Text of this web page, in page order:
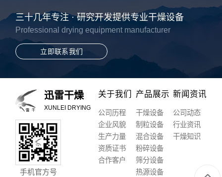
三十几年专注 · 研究开发提供专业干燥设备
Professional drying equipment manufacturer
立即联系我们
迅雷干燥
XUNLEI DRYING
手机官方号
关于我们
公司历程
企业风貌
生产力量
资质证书
合作客户
产品展示
干燥设备
制粒设备
混合设备
粉碎设备
筛分设备
热源设备
新闻资讯
公司动态
行业资讯
干燥知识